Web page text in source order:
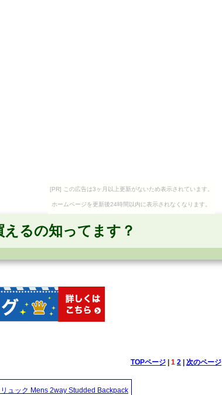
[PR] この広告は3ヶ月以上更新がないため表示されています。
ホームページを更新後24時間以内に表示されなくなります。
るの知ってます？
TOPページ| 1 2| 次のページ
ュック Mens 2way Studded Backpack